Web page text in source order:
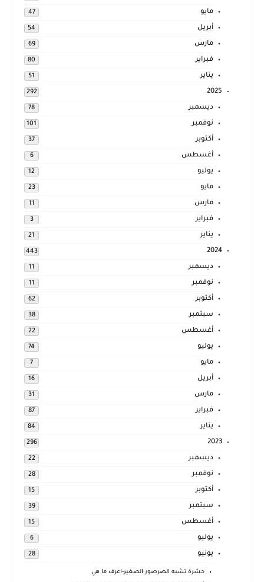
مايو 47
أبريل 54
مارس 69
فبراير 80
يناير 51
2025
292
ديسمبر 78
نوفمبر 101
أكتوبر 37
أغسطس 6
يوليو 12
مايو 23
مارس 11
فبراير 3
يناير 21
2024
443
ديسمبر 11
نوفمبر 11
أكتوبر 62
سبتمبر 38
أغسطس 22
يوليو 74
مايو 7
أبريل 16
مارس 31
فبراير 87
يناير 84
2023
296
ديسمبر 22
نوفمبر 28
أكتوبر 15
سبتمبر 39
أغسطس 15
يوليو 6
يونيو 28
حشرة تشبه الصرصور الصغير-اعرف ما هي